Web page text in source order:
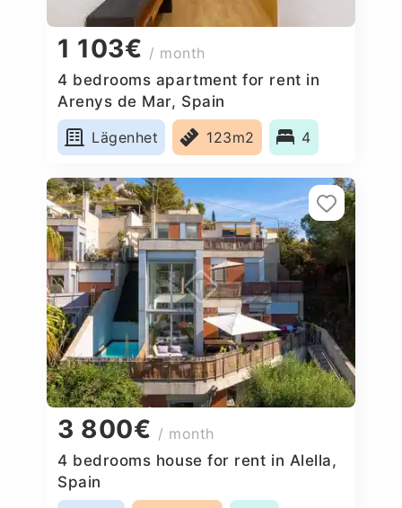
1 103€ / month
4 bedrooms apartment for rent in
Arenys de Mar, Spain
Lägenhet
123m2 4
3 800€ / month
4 bedrooms house for rent in Alella,
Spain